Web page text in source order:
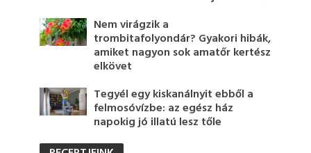
Nem virágzik a
trombitafolyondár? Gyakori hibák,
amiket nagyon sok amatőr kertész
elkövet
Tegyél egy kiskanálnyit ebből a
felmosóvízbe: az egész ház
napokig jó illatú lesz tőle